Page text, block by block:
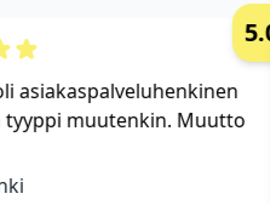
asiakaspalveluhenkinen
muutenkin. Muutto
5.0